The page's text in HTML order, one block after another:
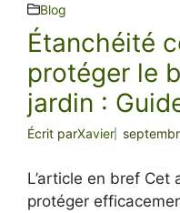
Blog
Étanchéité
protéger le
jardin :
Écrit parXavier
L’article en bref
protéger